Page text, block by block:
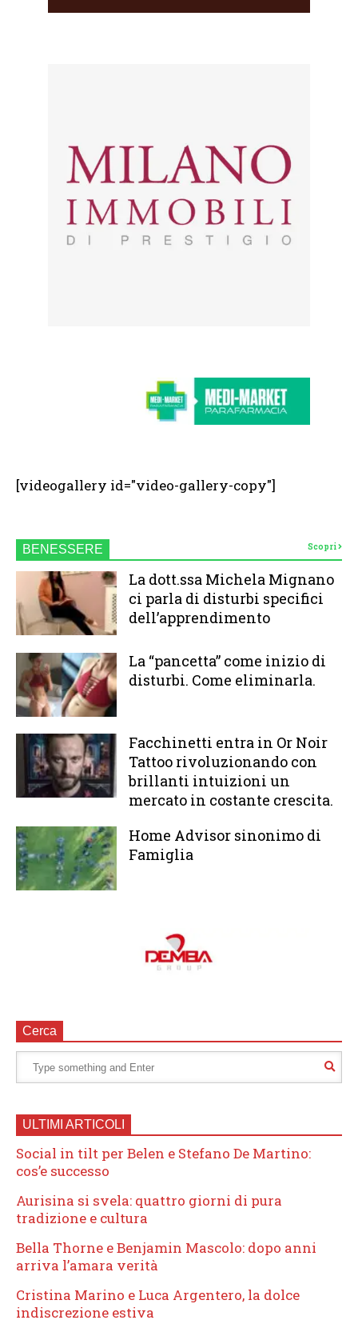
[videogallery id="video-gallery-copy"]
BENESSERE Scopri
La dott.ssa Michela Mignano
ci parla di disturbi specifici
dell’apprendimento
La “pancetta” come inizio di
disturbi. Come eliminarla.
Facchinetti entra in Or Noir
Tattoo rivoluzionando con
brillanti intuizioni un
mercato in costante crescita.
Home Advisor sinonimo di
Famiglia
Cerca
ULTIMI ARTICOLI
Social in tilt per Belen e Stefano De Martino:
cos’e successo
Aurisina si svela: quattro giorni di pura
tradizione e cultura
Bella Thorne e Benjamin Mascolo: dopo anni
arriva l’amara verità
Cristina Marino e Luca Argentero, la dolce
indiscrezione estiva